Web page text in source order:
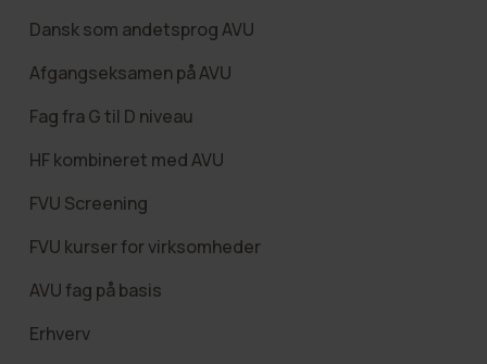
Dansk som andetsprog AVU
Afgangseksamen på AVU
Fag fra G til D niveau
HF kombineret med AVU
FVU Screening
FVU kurser for virksomheder
AVU fag på basis
Erhverv